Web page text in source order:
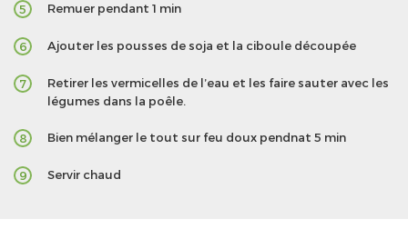
5 Remuer pendant 1 min
6 Ajouter les pousses de soja et la ciboule découpée
7
Retirer les vermicelles de l’eau et les faire sauter avec les
légumes dans la poêle.
8 Bien mélanger le tout sur feu doux pendnat 5 min
9 Servir chaud